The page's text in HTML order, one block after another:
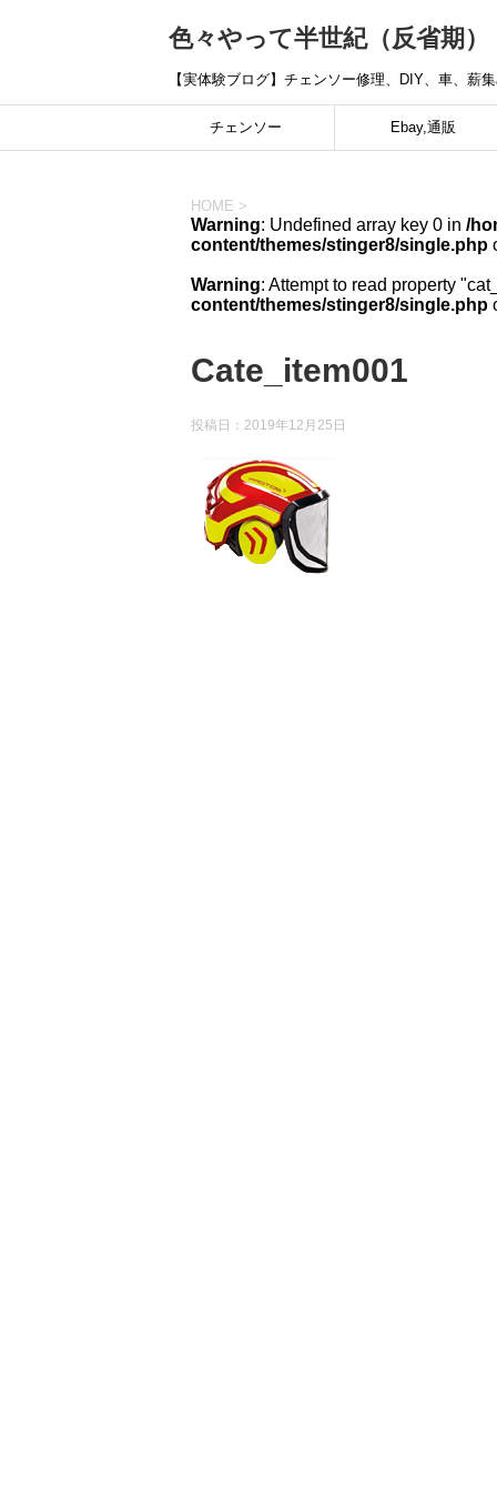
色々やって半世紀（反省期）
【実体験ブログ】チェンソー修理、DIY、車、薪
チェンソー Ebay,通販
HOME >
Warning: Undefined array key 0 in /
content/themes/stinger8/single.php
Warning: Attempt to read property
content/themes/stinger8/single.php
Cate_item001
投稿日： 2019年12月25日